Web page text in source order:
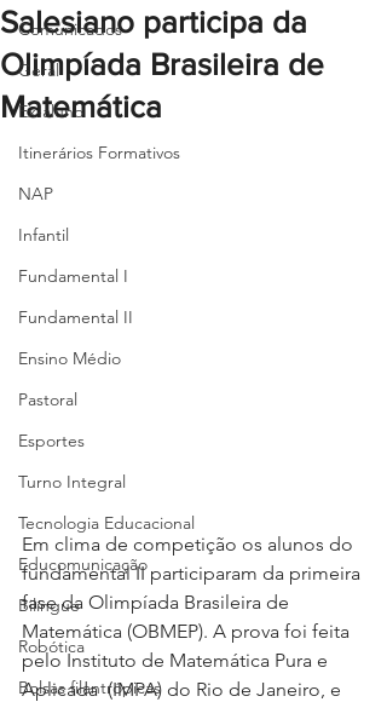
Comunicados
Geral
Ex-aluno
Itinerários Formativos
NAP
Infantil
Fundamental I
Fundamental II
Ensino Médio
Pastoral
Esportes
Turno Integral
Tecnologia Educacional
Educomunicação
Bilíngue
Robótica
Bolsas filantrópicas
Salesiano participa da
Olimpíada Brasileira de
Matemática
Em clima de competição os alunos do
fundamental II participaram da primeira
fase da Olimpíada Brasileira de
Matemática (OBMEP). A prova foi feita
pelo Instituto de Matemática Pura e
Aplicada (IMPA) do Rio de Janeiro, e